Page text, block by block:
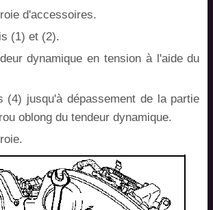
d'accessoires.
(1) et (2).
dynamique en tension à l'aide du
(4) jusqu'à dépassement de la partie
oblong du tendeur dynamique.